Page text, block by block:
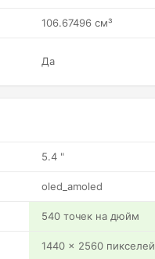
106.67496 см³
Да
5.4 "
oled_amoled
540 точек на дюйм
1440 x 2560 пикселей